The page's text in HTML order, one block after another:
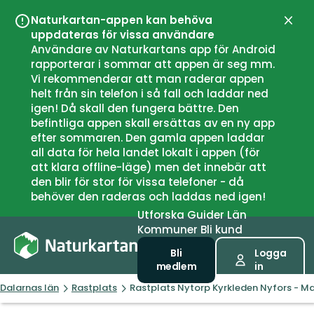
Naturkartan-appen kan behöva
uppdateras för vissa användare
Användare av Naturkartans app för Android
rapporterar i sommar att appen är seg mm.
Vi rekommenderar att man raderar appen
helt från sin telefon i så fall och laddar ned
igen! Då skall den fungera bättre. Den
befintliga appen skall ersättas av en ny app
efter sommaren. Den gamla appen laddar
all data för hela landet lokalt i appen (för
att klara offline-läge) men det innebär att
den blir för stor för vissa telefoner - då
behöver den raderas och laddas ned igen!
UtforskaGuiderLän
Kommuner Bli kund
Bli
medlem
Logga
in
Dalarnas län Rastplats Rastplats Nytorp Kyrkleden Nyfors -